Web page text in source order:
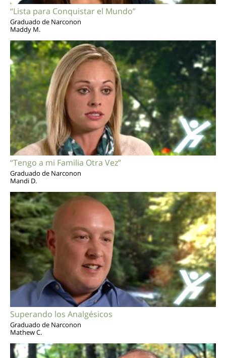
“Lista para Conquistar el Mundo”
Graduado de Narconon
Maddy M.
“Tengo a mi Familia Otra Vez”
Graduado de Narconon
Mandi D.
Superando los Analgésicos
Graduado de Narconon
Mathew C.